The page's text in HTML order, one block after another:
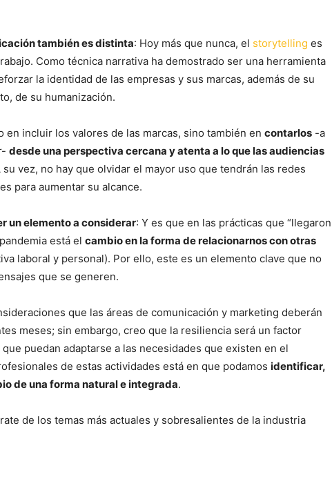
también es distinta: Hoy más que nunca, el storytelling es
Como técnica narrativa ha demostrado ser una herramienta
la identidad de las empresas y sus marcas, además de su
de su humanización.
en incluir los valores de las marcas, sino también en contarlos -a
desde una perspectiva cercana y atenta a lo que las audiencias
su vez, no hay que olvidar el mayor uso que tendrán las redes
para aumentar su alcance.
un elemento a considerar: Y es que en las prácticas que “llegaron
está el cambio en la forma de relacionarnos con otras
laboral y personal). Por ello, este es un elemento clave que no
que se generen.
que las áreas de comunicación y marketing deberán
meses; sin embargo, creo que la resiliencia será un factor
puedan adaptarse a las necesidades que existen en el
de estas actividades está en que podamos identificar,
de una forma natural e integrada.
de los temas más actuales y sobresalientes de la industria